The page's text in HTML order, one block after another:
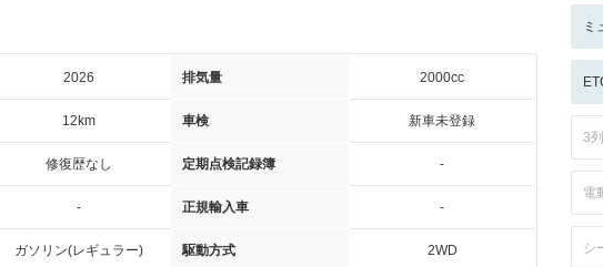
2026 排気量 2000cc
12km 車検 新車未登録
修復歴なし 定期点検記録簿 -
- 正規輸入車 -
ガソリン(レギュラー) 駆動方式 2WD
ミ
3
電
シ